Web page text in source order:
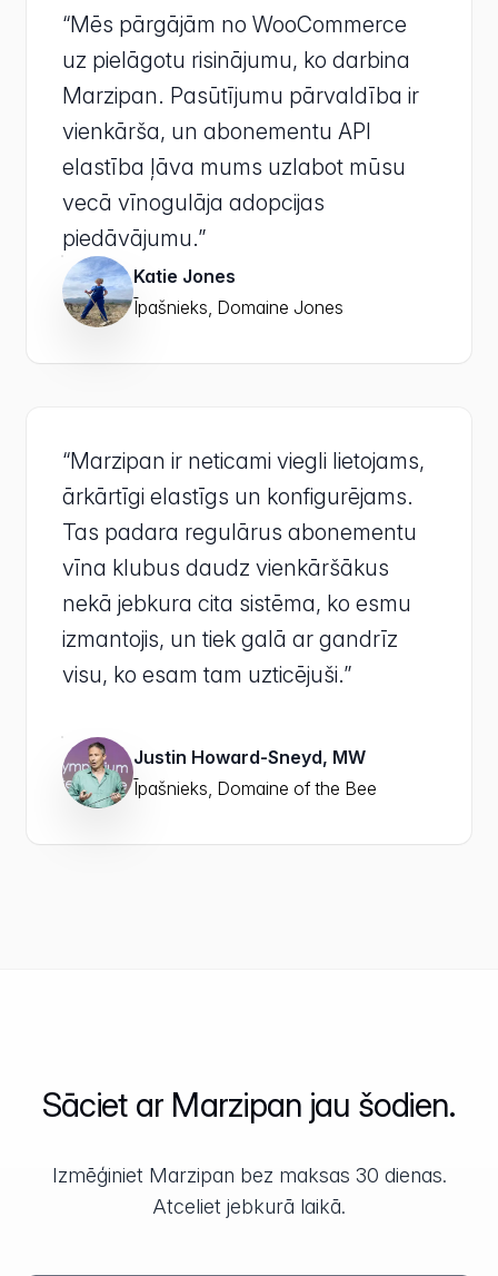
“Mēs pārgājām no WooCommerce
uz pielāgotu risinājumu, ko darbina
Marzipan. Pasūtījumu pārvaldība ir
vienkārša, un abonementu API
elastība ļāva mums uzlabot mūsu
vecā vīnogulāja adopcijas
piedāvājumu.”
Katie Jones
Īpašnieks, Domaine Jones
“Marzipan ir neticami viegli lietojams,
ārkārtīgi elastīgs un konfigurējams.
Tas padara regulārus abonementu
vīna klubus daudz vienkāršākus
nekā jebkura cita sistēma, ko esmu
izmantojis, un tiek galā ar gandrīz
visu, ko esam tam uzticējuši.”
Justin Howard-Sneyd, MW
Īpašnieks, Domaine of the Bee
Sāciet ar Marzipan jau šodien.
Izmēģiniet Marzipan bez maksas 30 dienas.
Atceliet jebkurā laikā.